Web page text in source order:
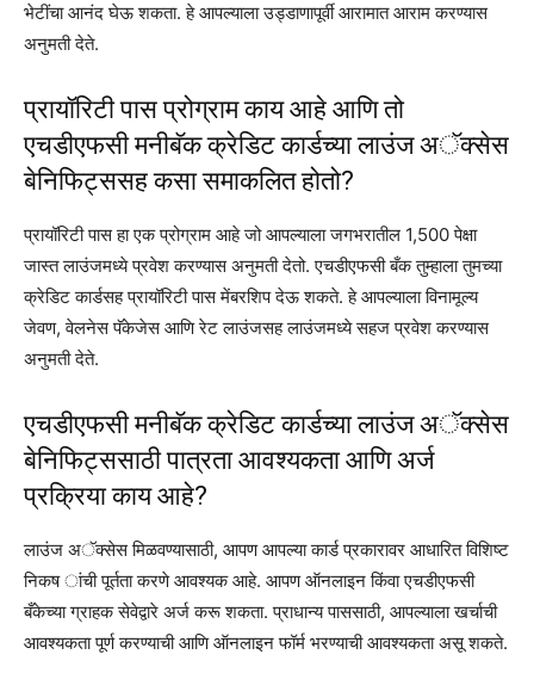
भेटींचा आनंद घेऊ शकता. हे आपल्याला उड्डाणापूर्वी आरामात आराम करण्यास
अनुमती देते.
प्रायॉरिटी पास प्रोग्राम काय आहे आणि तो
एचडीएफसी मनीबॅक क्रेडिट कार्डच्या लाउंज अॅक्सेस
बेनिफिट्ससह कसा समाकलित होतो?
प्रायॉरिटी पास हा एक प्रोग्राम आहे जो आपल्याला जगभरातील 1,500 पेक्षा
जास्त लाउंजमध्ये प्रवेश करण्यास अनुमती देतो. एचडीएफसी बँक तुम्हाला तुमच्या
क्रेडिट कार्डसह प्रायॉरिटी पास मेंबरशिप देऊ शकते. हे आपल्याला विनामूल्य
जेवण, वेलनेस पॅकेजेस आणि रेट लाउंजसह लाउंजमध्ये सहज प्रवेश करण्यास
अनुमती देते.
एचडीएफसी मनीबॅक क्रेडिट कार्डच्या लाउंज अॅक्सेस
बेनिफिट्ससाठी पात्रता आवश्यकता आणि अर्ज
प्रक्रिया काय आहे?
लाउंज अॅक्सेस मिळवण्यासाठी, आपण आपल्या कार्ड प्रकारावर आधारित विशिष्ट
निकष ांची पूर्तता करणे आवश्यक आहे. आपण ऑनलाइन किंवा एचडीएफसी
बँकेच्या ग्राहक सेवेद्वारे अर्ज करू शकता. प्राधान्य पाससाठी, आपल्याला खर्चाची
आवश्यकता पूर्ण करण्याची आणि ऑनलाइन फॉर्म भरण्याची आवश्यकता असू शकते.